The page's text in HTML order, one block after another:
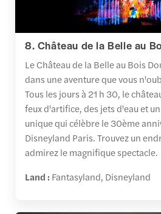
8. Château de la Belle au
Le Château de la Belle au Bois
dans une aventure que vous
Tous les jours à 21 h 30, le
feux d'artifice, des jets d'eau et
unique qui célèbre le 30ème
Disneyland Paris. Trouvez un
admirez le magnifique spectacle.
Land : Fantasyland, Disneyland